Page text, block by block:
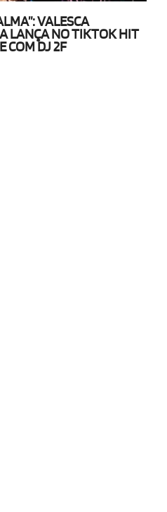
VALESCA
LANÇA NO TIKTOK HIT
COM DJ 2F